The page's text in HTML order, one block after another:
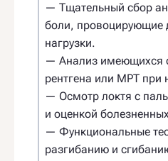
— Тщательный сбор
боли, провоцирующие
нагрузки.
— Анализ имеющихся
рентгена или МРТ при
— Осмотр локтя с
и оценкой
— Функциональные
разгибанию и